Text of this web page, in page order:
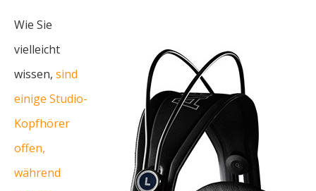
Wie Sie
vielleicht
wissen, sind
einige Studio-
Kopfhörer
offen,
während